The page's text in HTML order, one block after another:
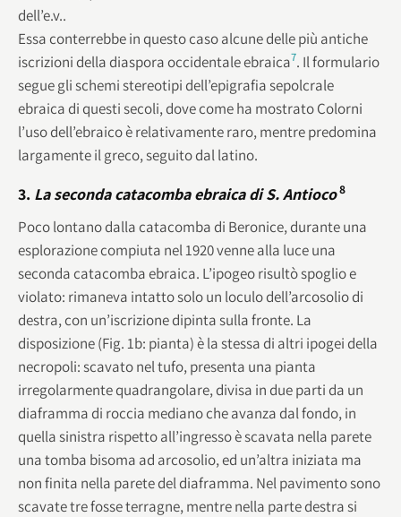
dell’e.v..
Essa conterrebbe in questo caso alcune delle più antiche
iscrizioni della diaspora occidentale ebraica7. Il formulario
segue gli schemi stereotipi dell’epigrafia sepolcrale
ebraica di questi secoli, dove come ha mostrato Colorni
l’uso dell’ebraico è relativamente raro, mentre predomina
largamente il greco, seguito dal latino.
3. La seconda catacomba ebraica di S. Antioco8
Poco lontano dalla catacomba di Beronice, durante una
esplorazione compiuta nel 1920 venne alla luce una
seconda catacomba ebraica. L’ipogeo risultò spoglio e
violato: rimaneva intatto solo un loculo dell’arcosolio di
destra, con un’iscrizione dipinta sulla fronte. La
disposizione (Fig. 1b: pianta) è la stessa di altri ipogei della
necropoli: scavato nel tufo, presenta una pianta
irregolarmente quadrangolare, divisa in due parti da un
diaframma di roccia mediano che avanza dal fondo, in
quella sinistra rispetto all’ingresso è scavata nella parete
una tomba bisoma ad arcosolio, ed un’altra iniziata ma
non finita nella parete del diaframma. Nel pavimento sono
scavate tre fosse terragne, mentre nella parte destra si